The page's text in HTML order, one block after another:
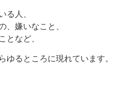
る人、
、嫌いなこと、
となど、
ゆるところに現れています。